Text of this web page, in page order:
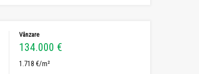
Vânzare
134.000 €
1.718 €/m²